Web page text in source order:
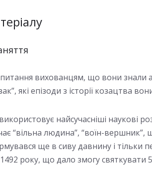
вихованцям, що вони знали
які епізоди з історії козацтва
найсучасніші наукові
“вільна людина”, “воїн-вершник”,
ще в сиву давнину і тільки
року, що дало змогу святкувати